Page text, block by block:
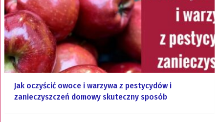
Jak oczyścić owoce i warzywa z pestycydów i
zanieczyszczeń domowy skuteczny sposób